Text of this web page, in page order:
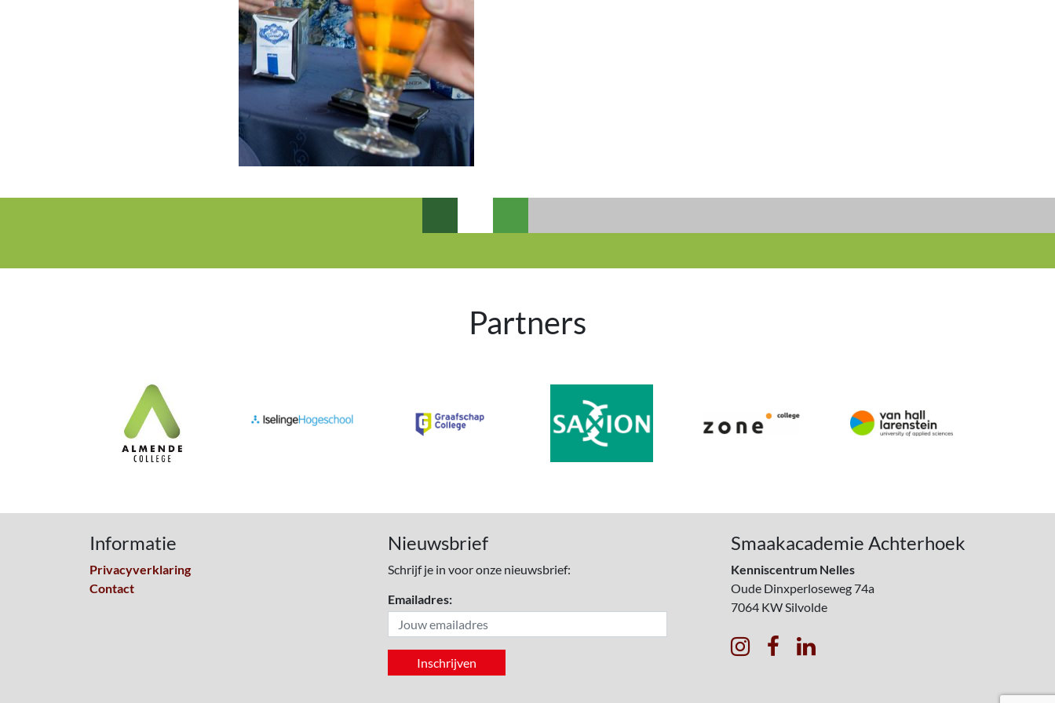
Partners
Informatie
Privacyverklaring
Contact
Nieuwsbrief
Schrijf je in voor onze nieuwsbrief:
Emailadres:
Smaakacademie Achterhoek
Kenniscentrum Nelles
Oude Dinxperloseweg 74a
7064 KWSilvolde
  